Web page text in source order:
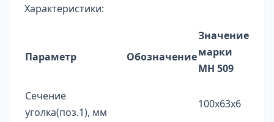
Характеристики:
Параметр Обозначение
Значение
марки
МН 509
Сечение
уголка(поз.1), мм
100х63х6